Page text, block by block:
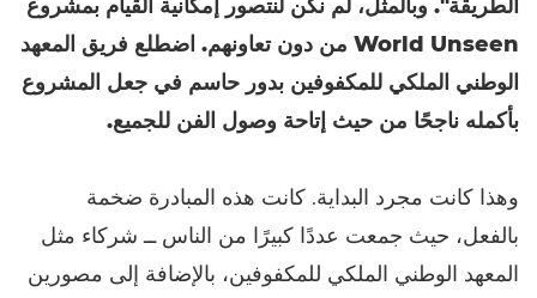
الطريقة". وبالمثل، لم نكن لنتصور إمكانية القيام بمشروع
World Unseen من دون تعاونهم. اضطلع فريق المعهد
الوطني الملكي للمكفوفين بدور حاسم في جعل المشروع
بأكمله ناجحًا من حيث إتاحة وصول الفن للجميع.
وهذا كانت مجرد البداية. كانت هذه المبادرة ضخمة
بالفعل، حيث جمعت عددًا كبيرًا من الناس ــ شركاء مثل
المعهد الوطني الملكي للمكفوفين، بالإضافة إلى مصورين